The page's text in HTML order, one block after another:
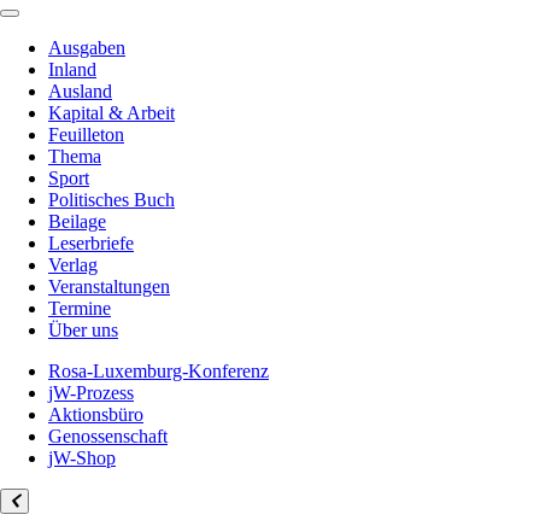
Ausgaben
Inland
Ausland
Kapital & Arbeit
Feuilleton
Thema
Sport
Politisches Buch
Beilage
Leserbriefe
Verlag
Veranstaltungen
Termine
Über uns
Rosa-Luxemburg-Konferenz
jW-Prozess
Aktionsbüro
Genossenschaft
jW-Shop